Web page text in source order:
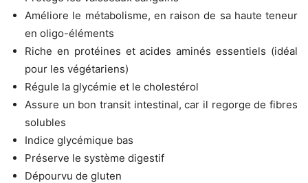
Améliore le métabolisme, en raison de sa haute teneur
en oligo-éléments
Riche en protéines et acides aminés essentiels (idéal
pour les végétariens)
Régule la glycémie et le cholestérol
Assure un bon transit intestinal, car il regorge de fibres
solubles
Indice glycémique bas
Préserve le système digestif
Dépourvu de gluten